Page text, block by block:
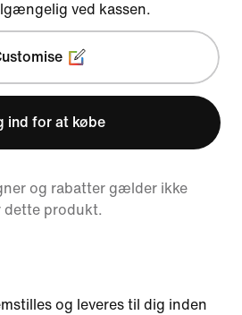
ved kassen.
ind for at købe
og rabatter gælder ikke
dette produkt.
og leveres til dig inden